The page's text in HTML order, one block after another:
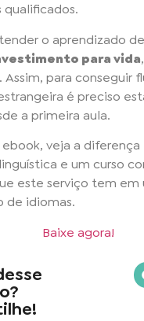
qualificados.
o aprendizado
para vida
para conseguir
é preciso
a primeira aula.
ebook, veja a
e um curso
este serviço tem em
de idiomas.
Baixe agora!